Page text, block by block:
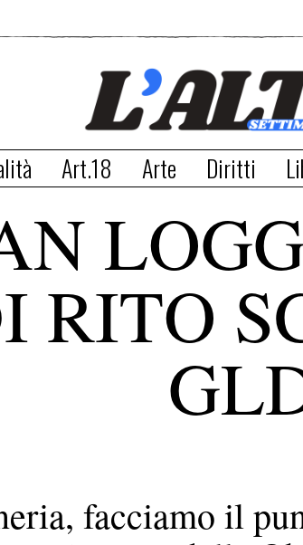
Art.18 Arte Diritti
RITO
facciamo il